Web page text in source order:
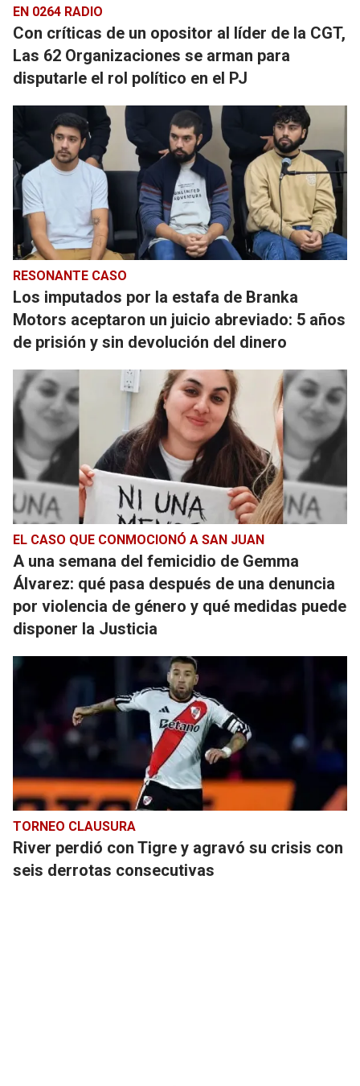
EN 0264 RADIO
Con críticas de un opositor al líder de la CGT,
Las 62 Organizaciones se arman para
disputarle el rol político en el PJ
RESONANTE CASO
Los imputados por la estafa de Branka
Motors aceptaron un juicio abreviado: 5 años
de prisión y sin devolución del dinero
EL CASO QUE CONMOCIONÓ A SAN JUAN
A una semana del femicidio de Gemma
Álvarez: qué pasa después de una denuncia
por violencia de género y qué medidas puede
disponer la Justicia
TORNEO CLAUSURA
River perdió con Tigre y agravó su crisis con
seis derrotas consecutivas